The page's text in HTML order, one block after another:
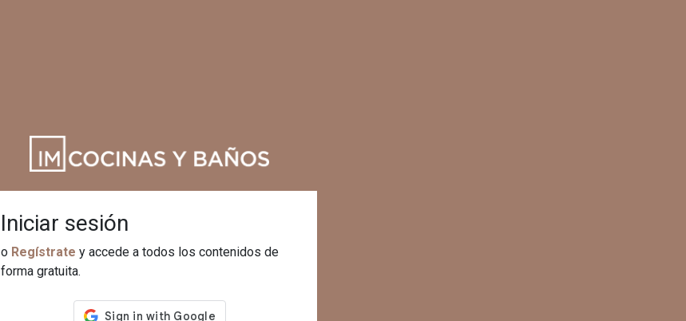
Iniciar sesión
o Regístrate y accede a todos los contenidos de
forma gratuita.